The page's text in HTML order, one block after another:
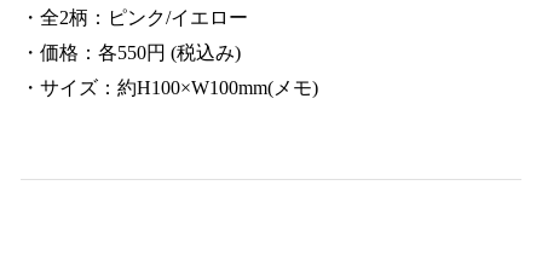
・全2柄：ピンク/イエロー
・価格：各550円 (税込み)
・サイズ：約H100×W100mm(メモ)